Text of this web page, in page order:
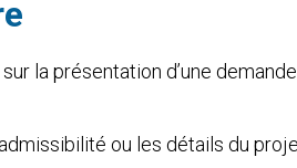
la présentation d’une
ou les détails du